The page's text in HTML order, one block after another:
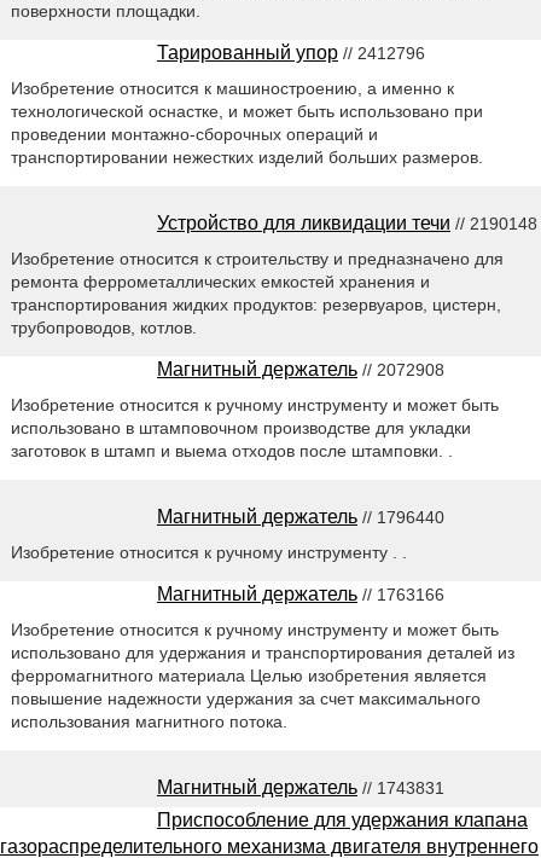
поверхности площадки.
Тарированный упор // 2412796
Изобретение относится к машиностроению, а именно к
технологической оснастке, и может быть использовано при
проведении монтажно-сборочных операций и
транспортировании нежестких изделий больших размеров.
Устройство для ликвидации течи // 2190148
Изобретение относится к строительству и предназначено для
ремонта феррометаллических емкостей хранения и
транспортирования жидких продуктов: резервуаров, цистерн,
трубопроводов, котлов.
Магнитный держатель // 2072908
Изобретение относится к ручному инструменту и может быть
использовано в штамповочном производстве для укладки
заготовок в штамп и выема отходов после штамповки. .
Магнитный держатель // 1796440
Изобретение относится к ручному инструменту . .
Магнитный держатель // 1763166
Изобретение относится к ручному инструменту и может быть
использовано для удержания и транспортирования деталей из
ферромагнитного материала Целью изобретения является
повышение надежности удержания за счет максимального
использования магнитного потока.
Магнитный держатель // 1743831
Приспособление для удержания клапана
газораспределительного механизма двигателя внутреннего